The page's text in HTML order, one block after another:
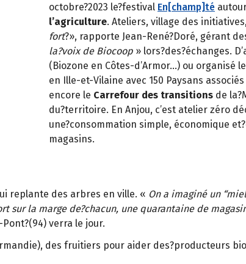
octobre?2023 le?festival En[champ]té
l’agriculture. Ateliers, village des
fort?», rapporte Jean-René?Doré, gérant
la?voix de Biocoop » lors?des?échanges.
(Biozone en Côtes-d’Armor…) ou organisé
en Ille-et-Vilaine avec 150 Paysans
encore le Carrefour des transitions de
du?territoire. En Anjou, c’est atelier zéro
une?consommation simple, économique
magasins.
replante des arbres en ville. « On a imaginé un
sur la marge de?chacun, une quarantaine de
verra le jour.
des fruitiers pour aider des?producteurs